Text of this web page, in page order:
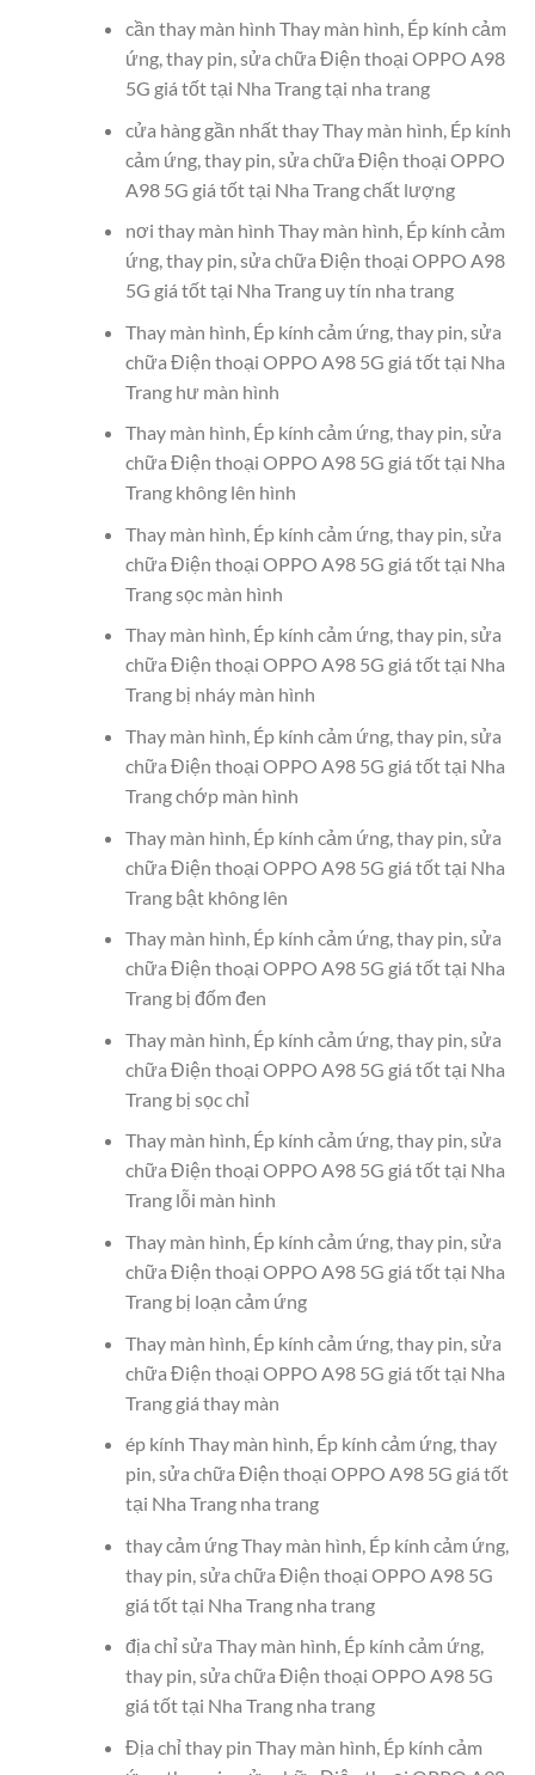
cần thay màn hình Thay màn hình, Ép kính cảm
ứng, thay pin, sửa chữa Điện thoại OPPO A98
5G giá tốt tại Nha Trang tại nha trang
cửa hàng gần nhất thay Thay màn hình, Ép kính
cảm ứng, thay pin, sửa chữa Điện thoại OPPO
A98 5G giá tốt tại Nha Trang chất lượng
nơi thay màn hình Thay màn hình, Ép kính cảm
ứng, thay pin, sửa chữa Điện thoại OPPO A98
5G giá tốt tại Nha Trang uy tín nha trang
Thay màn hình, Ép kính cảm ứng, thay pin, sửa
chữa Điện thoại OPPO A98 5G giá tốt tại Nha
Trang hư màn hình
Thay màn hình, Ép kính cảm ứng, thay pin, sửa
chữa Điện thoại OPPO A98 5G giá tốt tại Nha
Trang không lên hình
Thay màn hình, Ép kính cảm ứng, thay pin, sửa
chữa Điện thoại OPPO A98 5G giá tốt tại Nha
Trang sọc màn hình
Thay màn hình, Ép kính cảm ứng, thay pin, sửa
chữa Điện thoại OPPO A98 5G giá tốt tại Nha
Trang bị nháy màn hình
Thay màn hình, Ép kính cảm ứng, thay pin, sửa
chữa Điện thoại OPPO A98 5G giá tốt tại Nha
Trang chớp màn hình
Thay màn hình, Ép kính cảm ứng, thay pin, sửa
chữa Điện thoại OPPO A98 5G giá tốt tại Nha
Trang bật không lên
Thay màn hình, Ép kính cảm ứng, thay pin, sửa
chữa Điện thoại OPPO A98 5G giá tốt tại Nha
Trang bị đốm đen
Thay màn hình, Ép kính cảm ứng, thay pin, sửa
chữa Điện thoại OPPO A98 5G giá tốt tại Nha
Trang bị sọc chỉ
Thay màn hình, Ép kính cảm ứng, thay pin, sửa
chữa Điện thoại OPPO A98 5G giá tốt tại Nha
Trang lỗi màn hình
Thay màn hình, Ép kính cảm ứng, thay pin, sửa
chữa Điện thoại OPPO A98 5G giá tốt tại Nha
Trang bị loạn cảm ứng
Thay màn hình, Ép kính cảm ứng, thay pin, sửa
chữa Điện thoại OPPO A98 5G giá tốt tại Nha
Trang giá thay màn
ép kính Thay màn hình, Ép kính cảm ứng, thay
pin, sửa chữa Điện thoại OPPO A98 5G giá tốt
tại Nha Trang nha trang
thay cảm ứng Thay màn hình, Ép kính cảm ứng,
thay pin, sửa chữa Điện thoại OPPO A98 5G
giá tốt tại Nha Trang nha trang
địa chỉ sửa Thay màn hình, Ép kính cảm ứng,
thay pin, sửa chữa Điện thoại OPPO A98 5G
giá tốt tại Nha Trang nha trang
Địa chỉ thay pin Thay màn hình, Ép kính cảm